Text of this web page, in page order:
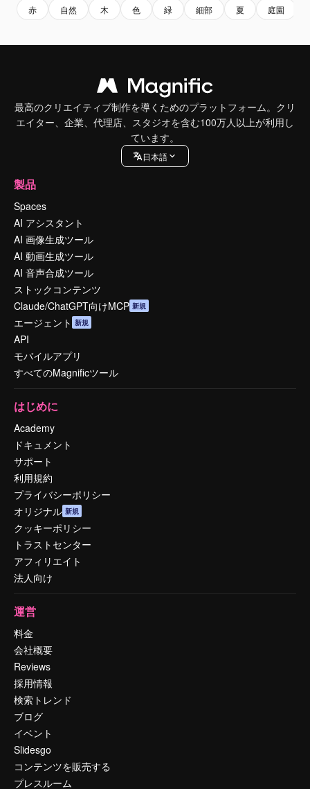
赤 自然 木 色 緑 細部 夏 庭園
最高のクリエイティブ制作を導くためのプラットフォーム。クリ
エイター、企業、代理店、スタジオを含む100万人以上が利用し
ています。
日本語
製品
Spaces
AI アシスタント
AI 画像生成ツール
AI 動画生成ツール
AI 音声合成ツール
ストックコンテンツ
Claude/ChatGPT向けMCP 新規
エージェント 新規
API
モバイルアプリ
すべてのMagnificツール
はじめに
Academy
ドキュメント
サポート
利用規約
プライバシーポリシー
オリジナル 新規
クッキーポリシー
トラストセンター
アフィリエイト
法人向け
運営
料金
会社概要
Reviews
採用情報
検索トレンド
ブログ
イベント
Slidesgo
コンテンツを販売する
プレスルーム